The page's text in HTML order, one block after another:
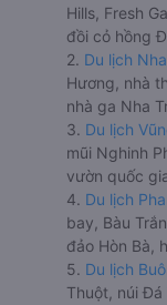
Hills, Fresh
đồi cỏ hồng
2. Du lịch
Hương, nhà
nhà ga Nha
3. Du lịch
mũi Nghinh
vườn quốc
4. Du lịch
bay, Bàu
đảo Hòn Bà,
5. Du lịch
Thuột, núi Đá